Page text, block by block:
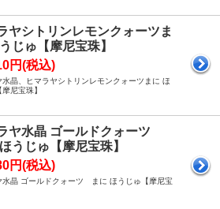
ヤシトリンレモンクォーツま
じゅ【摩尼宝珠】
円(税込)
水晶、ヒマラヤシトリンレモンクォーツまに ほ
尼宝珠】
ヤ水晶 ゴールドクォーツ
うじゅ【摩尼宝珠】
円(税込)
水晶 ゴールドクォーツ まに ほうじゅ【摩尼宝